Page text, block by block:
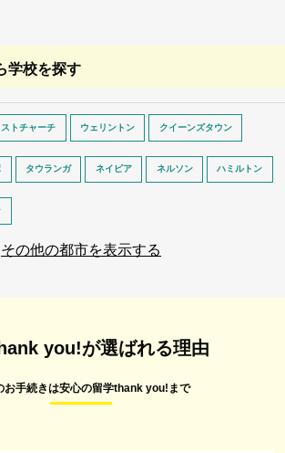
学校を探す
トチャーチ ウェリントン クイーンズタウン
タウランガ ネイピア ネルソン ハミルトン
その他の都市を表示する
you!が選ばれる理由
お手続きは安心の留学thank you!まで